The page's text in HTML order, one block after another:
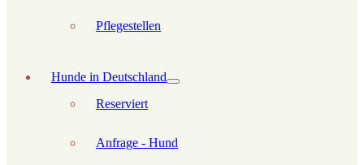
Pflegestellen
Hunde in Deutschland
Reserviert
Anfrage - Hund